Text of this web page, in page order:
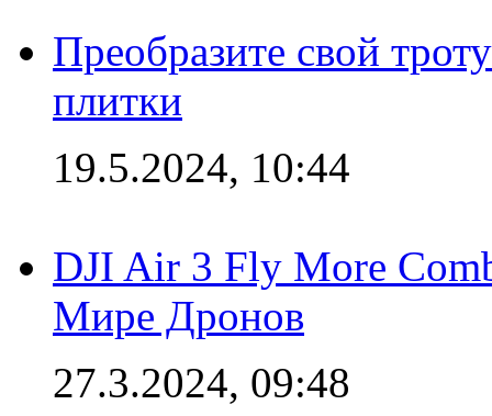
Преобразите свой
плитки
19.5.2024, 10:44
DJI Air 3 Fly More
Мире Дронов
27.3.2024, 09:48